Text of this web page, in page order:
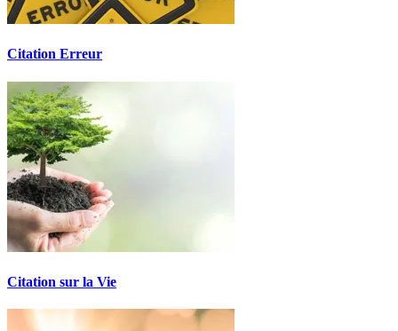
Citation Erreur
Citation sur la Vie